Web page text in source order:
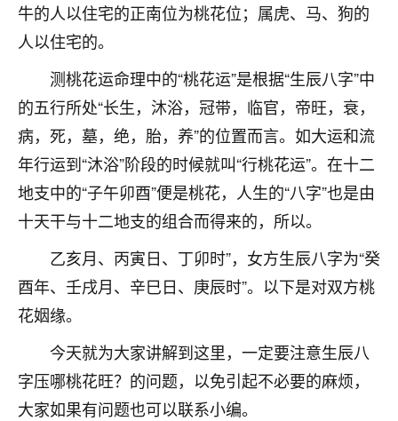
牛的人以住宅的正南位为桃花位；属虎、马、狗的
人以住宅的。
测桃花运命理中的“桃花运”是根据“生辰八字”中
的五行所处“长生，沐浴，冠带，临官，帝旺，衰，
病，死，墓，绝，胎，养”的位置而言。如大运和流
年行运到“沐浴”阶段的时候就叫“行桃花运”。在十二
地支中的“子午卯酉”便是桃花，人生的“八字”也是由
十天干与十二地支的组合而得来的，所以。
乙亥月、丙寅日、丁卯时”，女方生辰八字为“癸
酉年、壬戌月、辛巳日、庚辰时”。以下是对双方桃
花姻缘。
今天就为大家讲解到这里，一定要注意生辰八
字压哪桃花旺？的问题，以免引起不必要的麻烦，
大家如果有问题也可以联系小编。
1天前 来自四川 9
我也想找老师看看，有没有人给个联系方式的啊？
鹿森：慧来老师微信：gjsy0624
1天前 来自江西 12
青春168
2天前 来自山西 15
Jessica李
老师做不做超度法事？我想给我奶奶做超度，她今年
刚去世了。
七零老顽童：我母亲前年离世，刚开始我经常
做梦梦见她，后来也是朋友介绍，找到慧来老